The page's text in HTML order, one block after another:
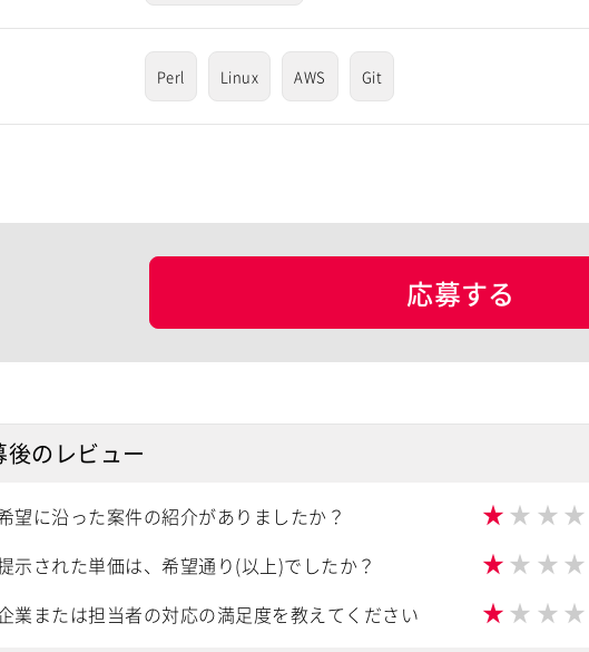
Perl Linux AWS Git
応募する
後のレビュー
望に沿った案件の紹介がありましたか？ ★ ★ ★ ★
示された単価は、希望通り(以上)でしたか？ ★ ★ ★ ★
業または担当者の対応の満足度を教えてください ★ ★ ★ ★